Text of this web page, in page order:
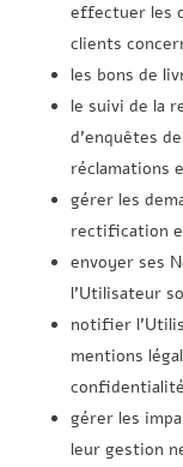
effectuer les
clients
les bons de
le suivi de la
d’enquêtes
réclamations
gérer les
rectification
envoyer ses
l’Utilisateur
notifier
mentions
confidentialité
gérer les
leur gestion